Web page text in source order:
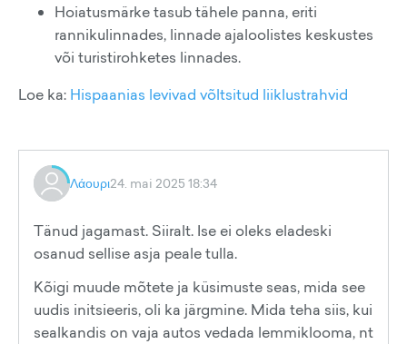
Hoiatusmärke tasub tähele panna, eriti
rannikulinnades, linnade ajaloolistes keskustes
või turistirohketes linnades.
Loe ka: Hispaanias levivad võltsitud liiklustrahvid
Λάουρι24. mai 2025 18:34
Tänud jagamast. Siiralt. Ise ei oleks eladeski
osanud sellise asja peale tulla.
Kõigi muude mõtete ja küsimuste seas, mida see
uudis initsieeris, oli ka järgmine. Mida teha siis, kui
sealkandis on vaja autos vedada lemmiklooma, nt